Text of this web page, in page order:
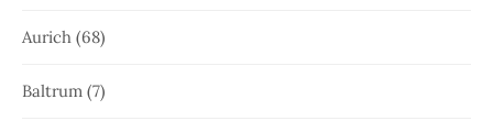
Aurich (68)
Baltrum (7)